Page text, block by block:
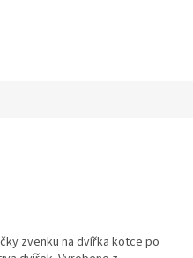
zvenku na dvířka kotce po